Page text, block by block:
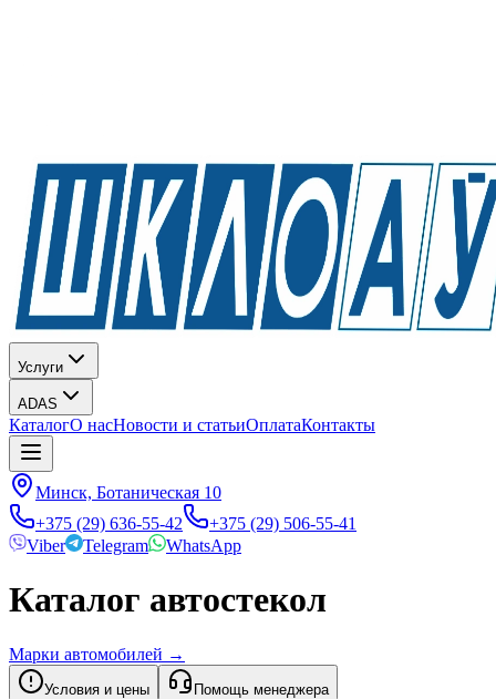
Услуги
ADAS
КаталогО насНовости и статьиОплатаКонтакты
Минск, Ботаническая 10
+375 (29) 636-55-42
+375 (29) 506-55-41
Viber
Telegram WhatsApp
Каталог автостекол
Марки автомобилей →
Условия и цены Помощь менеджера